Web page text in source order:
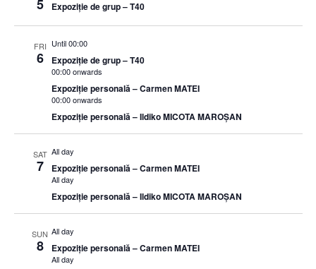
5 Expoziție de grup – T40
FRI
6
Until 00:00
Expoziție de grup – T40
00:00 onwards
Expoziție personală – Carmen MATEI
00:00 onwards
Expoziție personală – Ildiko MICOTA MAROȘAN
SAT
7
All day
Expoziție personală – Carmen MATEI
All day
Expoziție personală – Ildiko MICOTA MAROȘAN
SUN
8
All day
Expoziție personală – Carmen MATEI
All day